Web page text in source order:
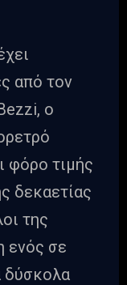
από τον
ο
φόρο τιμής
δεκαετίας
της
ενός σε
δύσκολα